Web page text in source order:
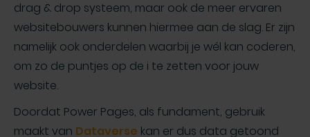
drag & drop systeem, maar ook de meer ervaren
websitebouwers kunnen hiermee aan de slag. Er zijn
namelijk ook onderdelen waarbij je wél kan coderen,
om zo de puntjes op de i te zetten voor jouw
website.
Doordat Power Pages, als fundament, gebruik
maakt van Dataverse kan er dus data getoond